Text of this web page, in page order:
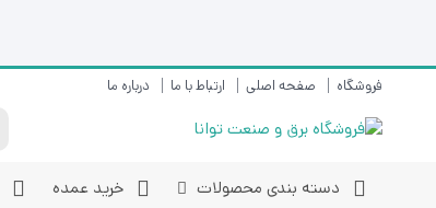
فروشگاه صفحه اصلی ارتباط با ما درباره ما
دسته بندی محصولات خرید عمده